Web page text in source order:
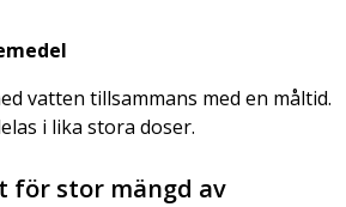
vatten tillsammans med en måltid.
i lika stora doser.
för stor mängd av